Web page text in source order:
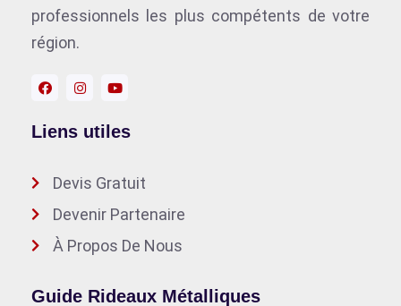
professionnels les plus compétents de votre
région.
Liens utiles
Devis Gratuit
Devenir Partenaire
À Propos De Nous
Guide Rideaux Métalliques